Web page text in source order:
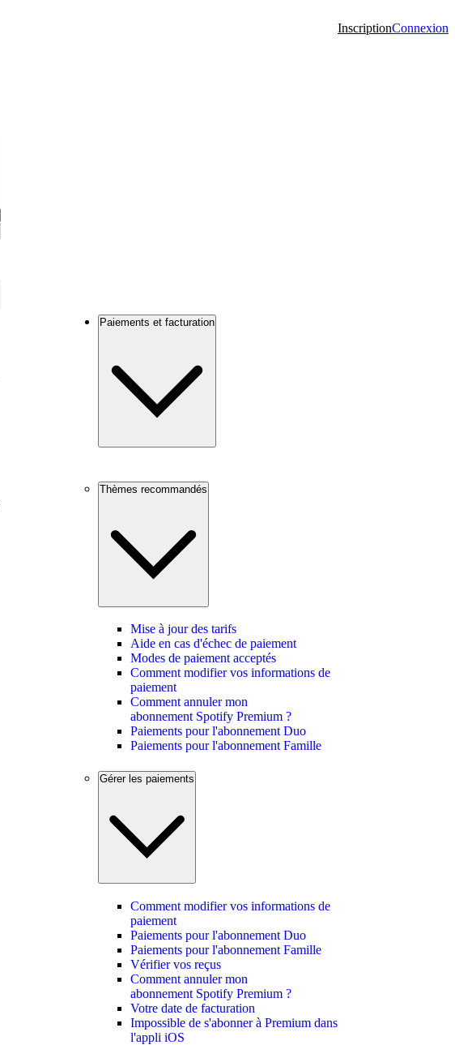
InscriptionConnexion
Paiements et facturation
Thèmes recommandés
Mise à jour des tarifs
Aide en cas d'échec de paiement
Modes de paiement acceptés
Comment modifier vos informations de
paiement
Comment annuler mon
abonnement Spotify Premium ?
Paiements pour l'abonnement Duo
Paiements pour l'abonnement Famille
Gérer les paiements
Comment modifier vos informations de
paiement
Paiements pour l'abonnement Duo
Paiements pour l'abonnement Famille
Vérifier vos reçus
Comment annuler mon
abonnement Spotify Premium ?
Votre date de facturation
Impossible de s'abonner à Premium dans
l'appli iOS